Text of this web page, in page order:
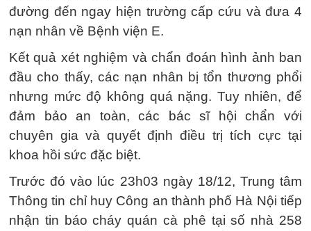
đường đến ngay hiện trường cấp cứu và đưa 4
nạn nhân về Bệnh viện E.
Kết quả xét nghiệm và chẩn đoán hình ảnh ban
đầu cho thấy, các nạn nhân bị tổn thương phổi
nhưng mức độ không quá nặng. Tuy nhiên, để
đảm bảo an toàn, các bác sĩ hội chẩn với
chuyên gia và quyết định điều trị tích cực tại
khoa hồi sức đặc biệt.
Trước đó vào lúc 23h03 ngày 18/12, Trung tâm
Thông tin chỉ huy Công an thành phố Hà Nội tiếp
nhận tin báo cháy quán cà phê tại số nhà 258